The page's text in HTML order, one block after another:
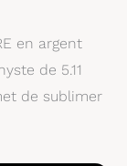
en argent
de 5.11
de sublimer